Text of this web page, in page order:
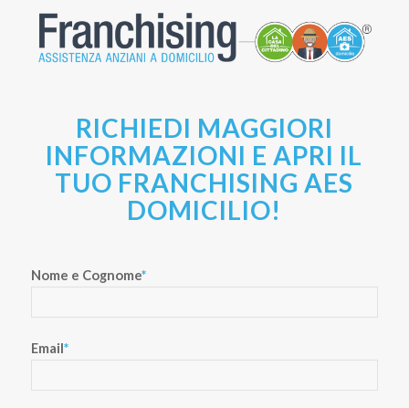
RICHIEDI MAGGIORI
INFORMAZIONI E APRI IL
TUO FRANCHISING AES
DOMICILIO!
Nome e Cognome*
Email*